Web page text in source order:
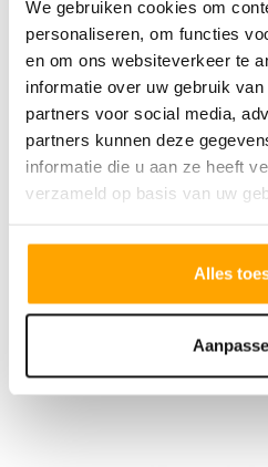
We gebruiken cookies om
personaliseren, om functies
en om ons websiteverkeer te
informatie over uw gebruik
partners voor social media,
partners kunnen deze
informatie die u aan ze heeft
verzameld op basis van uw
Alles